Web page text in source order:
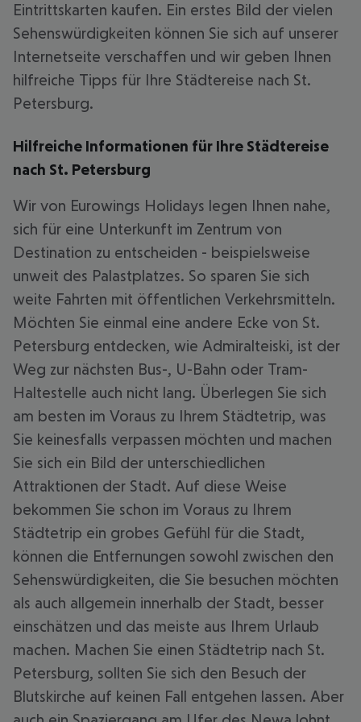
Eintrittskarten kaufen. Ein erstes Bild der vielen
Sehenswürdigkeiten können Sie sich auf unserer
Internetseite verschaffen und wir geben Ihnen
hilfreiche Tipps für Ihre Städtereise nach St.
Petersburg.
Hilfreiche Informationen für Ihre Städtereise
nach St. Petersburg
Wir von Eurowings Holidays legen Ihnen nahe,
sich für eine Unterkunft im Zentrum von
Destination zu entscheiden - beispielsweise
unweit des Palastplatzes. So sparen Sie sich
weite Fahrten mit öffentlichen Verkehrsmitteln.
Möchten Sie einmal eine andere Ecke von St.
Petersburg entdecken, wie Admiralteiski, ist der
Weg zur nächsten Bus-, U-Bahn oder Tram-
Haltestelle auch nicht lang. Überlegen Sie sich
am besten im Voraus zu Ihrem Städtetrip, was
Sie keinesfalls verpassen möchten und machen
Sie sich ein Bild der unterschiedlichen
Attraktionen der Stadt. Auf diese Weise
bekommen Sie schon im Voraus zu Ihrem
Städtetrip ein grobes Gefühl für die Stadt,
können die Entfernungen sowohl zwischen den
Sehenswürdigkeiten, die Sie besuchen möchten
als auch allgemein innerhalb der Stadt, besser
einschätzen und das meiste aus Ihrem Urlaub
machen. Machen Sie einen Städtetrip nach St.
Petersburg, sollten Sie sich den Besuch der
Blutskirche auf keinen Fall entgehen lassen. Aber